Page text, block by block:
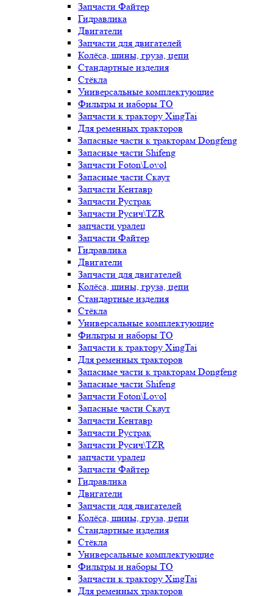
Запчасти Файтер
Гидравлика
Двигатели
Запчасти для двигателей
Колёса, шины, груза, цепи
Стандартные изделия
Стёкла
Универсальные комплектующие
Фильтры и наборы ТО
Запчасти к трактору XingTai
Для ременных тракторов
Запасные части к тракторам Dongfeng
Запасные части Shifeng
Запчасти Foton\Lovol
Запасные части Скаут
Запчасти Кентавр
Запчасти Рустрак
Запчасти Русич\TZR
запчасти уралец
Запчасти Файтер
Гидравлика
Двигатели
Запчасти для двигателей
Колёса, шины, груза, цепи
Стандартные изделия
Стёкла
Универсальные комплектующие
Фильтры и наборы ТО
Запчасти к трактору XingTai
Для ременных тракторов
Запасные части к тракторам Dongfeng
Запасные части Shifeng
Запчасти Foton\Lovol
Запасные части Скаут
Запчасти Кентавр
Запчасти Рустрак
Запчасти Русич\TZR
запчасти уралец
Запчасти Файтер
Гидравлика
Двигатели
Запчасти для двигателей
Колёса, шины, груза, цепи
Стандартные изделия
Стёкла
Универсальные комплектующие
Фильтры и наборы ТО
Запчасти к трактору XingTai
Для ременных тракторов